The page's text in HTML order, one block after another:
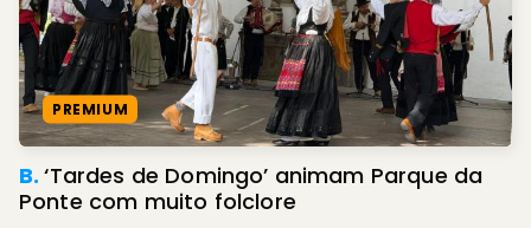
PREMIUM
B.‘Tardes de Domingo’ animam Parque da
Ponte com muito folclore